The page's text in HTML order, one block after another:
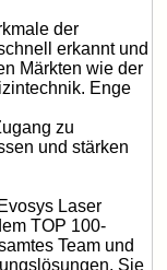
der
erkannt und
Märkten wie der
Enge
zu
und stärken
Laser
TOP 100-
Team und
Sie